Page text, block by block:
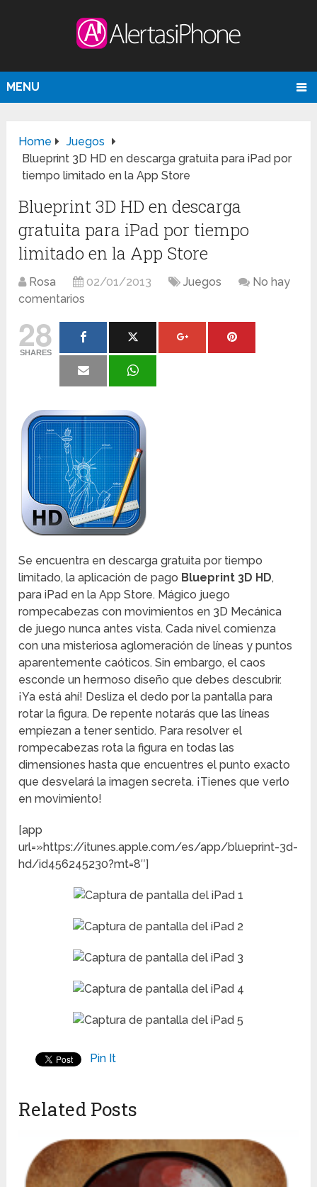
MENU
Home
Juegos
Blueprint 3D HD en descarga gratuita para iPad por
tiempo limitado en la App Store
Blueprint 3D HD en descarga
gratuita para iPad por tiempo
limitado en la App Store
Rosa 02/01/2013 Juegos
No hay
comentarios
28
SHARES
Se encuentra en descarga gratuita por tiempo
limitado, la aplicación de pago Blueprint 3D HD,
para iPad en la App Store. Mágico juego
rompecabezas con movimientos en 3D Mecánica
de juego nunca antes vista. Cada nivel comienza
con una misteriosa aglomeración de líneas y puntos
aparentemente caóticos. Sin embargo, el caos
esconde un hermoso diseño que debes descubrir.
¡Ya está ahí! Desliza el dedo por la pantalla para
rotar la figura. De repente notarás que las líneas
empiezan a tener sentido. Para resolver el
rompecabezas rota la figura en todas las
dimensiones hasta que encuentres el punto exacto
que desvelará la imagen secreta. ¡Tienes que verlo
en movimiento!
[app
url=»https://itunes.apple.com/es/app/blueprint-3d-
hd/id456245230?mt=8″]
Pin It
Related Posts